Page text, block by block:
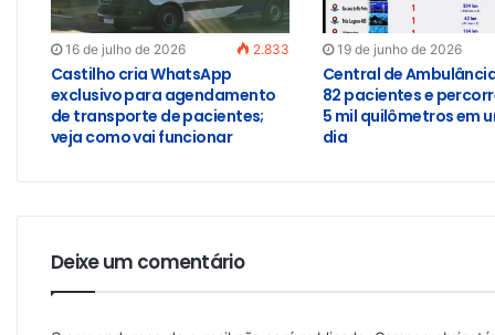
16 de julho de 2026 2.833
Castilho cria WhatsApp
exclusivo para agendamento
de transporte de pacientes;
veja como vai funcionar
19 de junho de 2026
Central de
82 pacientes e
5 mil quilômetros em
dia
Deixe um comentário